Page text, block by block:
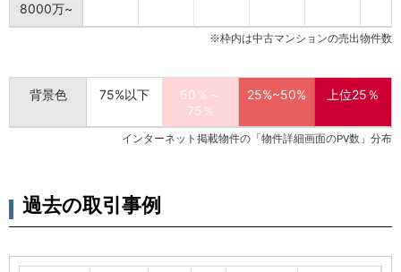
8000万~
※枠内は中古マンションの売出物件数
背景色 75%以下
50％～
75％
25%~50% 上位25％
インターネット掲載物件の「物件詳細画面のPV数」分布
過去の取引事例